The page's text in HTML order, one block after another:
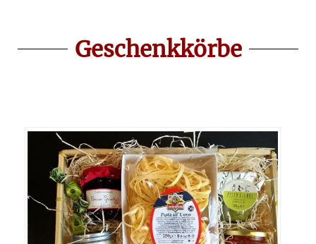
Geschenkkörbe